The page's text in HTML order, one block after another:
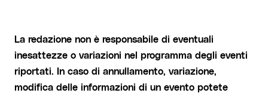
La redazione non è responsabile di eventuali
inesattezze o variazioni nel programma degli eventi
riportati. In caso di annullamento, variazione,
modifica delle informazioni di un evento potete